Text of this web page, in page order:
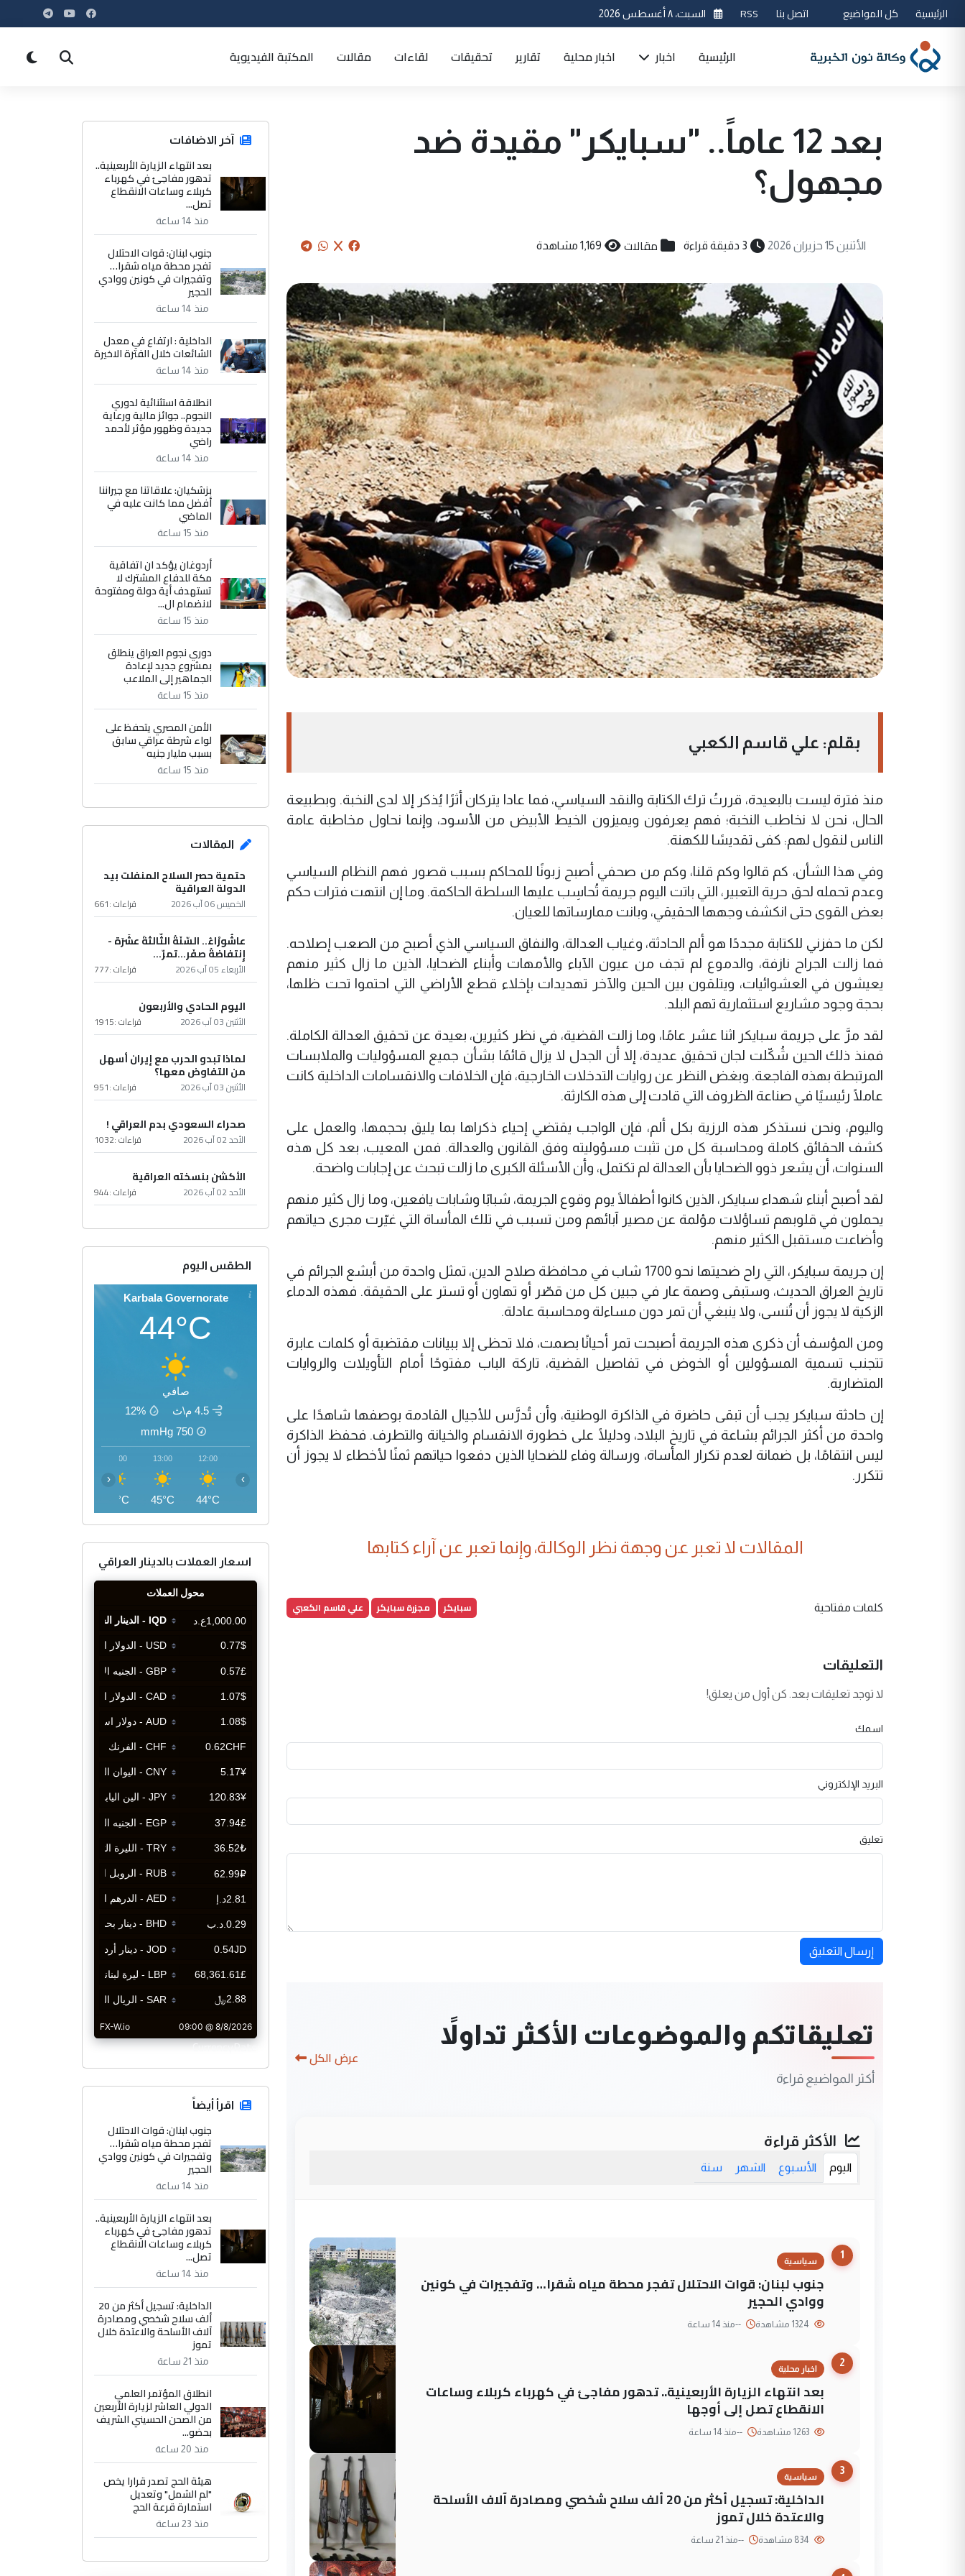
الرئيسية كل المواضيع اتصل بنا RSS السبت، ٨ أغسطس 2026
الرئيسية اخبار اخبار محلية تقارير تحقيقات لقاءات مقالات المكتبة الفيديوية
بعد 12 عاماً.. "سبايكر" مقيدة ضد
مجهول؟
الأثنين 15 حزيران 2026 3 دقيقة قراءة مقالات 1,169 مشاهدة
بقلم: علي قاسم الكعبي
منذ فترة ليست بالبعيدة، قررتُ ترك الكتابة والنقد السياسي، فما عادا يتركان أثرًا يُذكر إلا لدى النخبة. وبطبيعة
الحال، نحن لا نخاطب النخبة؛ فهم يعرفون ويميزون الخيط الأبيض من الأسود، وإنما نحاول مخاطبة عامة
الناس لنقول لهم: كفى تقديسًا للكهنة.
وفي هذا الشأن، كم قالوا وكم قلنا، وكم من صحفي أصبح زبونًا للمحاكم بسبب قصور فهم النظام السياسي
وعدم تحمله لحق حرية التعبير، التي باتت اليوم جريمة تُحاسِب عليها السلطة الحاكمة. وما إن انتهت فترات حكم
بعض القوى حتى انكشف وجهها الحقيقي، وبانت ممارساتها للعيان.
لكن ما حفزني للكتابة مجددًا هو ألم الحادثة، وغياب العدالة، والنفاق السياسي الذي أصبح من الصعب إصلاحه.
فما زالت الجراح نازفة، والدموع لم تجف من عيون الآباء والأمهات وأبناء الضحايا، الذين ما زال كثير منهم
يعيشون في العشوائيات، ويتلقون بين الحين والآخر تهديدات بإخلاء قطع الأراضي التي احتموا تحت ظلها،
بحجة وجود مشاريع استثمارية تهم البلد.
لقد مرَّ على جريمة سبايكر اثنا عشر عامًا، وما زالت القضية، في نظر كثيرين، بعيدة عن تحقيق العدالة الكاملة.
فمنذ ذلك الحين شُكّلت لجان تحقيق عديدة، إلا أن الجدل لا يزال قائمًا بشأن جميع المسؤوليات والملابسات
المرتبطة بهذه الفاجعة. وبغض النظر عن روايات التدخلات الخارجية، فإن الخلافات والانقسامات الداخلية كانت
عاملًا رئيسيًا في صناعة الظروف التي قادت إلى هذه الكارثة.
واليوم، ونحن نستذكر هذه الرزية بكل ألم، فإن الواجب يقتضي إحياء ذكراها بما يليق بحجمها، والعمل على
كشف الحقائق كاملة ومحاسبة كل من تثبت مسؤوليته وفق القانون والعدالة. فمن المعيب، بعد كل هذه
السنوات، أن يشعر ذوو الضحايا بأن العدالة لم تكتمل، وأن الأسئلة الكبرى ما زالت تبحث عن إجابات واضحة.
لقد أصبح أبناء شهداء سبايكر، الذين كانوا أطفالًا يوم وقوع الجريمة، شبابًا وشابات يافعين، وما زال كثير منهم
يحملون في قلوبهم تساؤلات مؤلمة عن مصير آبائهم ومن تسبب في تلك المأساة التي غيّرت مجرى حياتهم
وأضاعت مستقبل الكثير منهم.
إن جريمة سبايكر، التي راح ضحيتها نحو 1700 شاب في محافظة صلاح الدين، تمثل واحدة من أبشع الجرائم في
تاريخ العراق الحديث، وستبقى وصمة عار في جبين كل من قصّر أو تهاون أو تستر على الحقيقة. فهذه الدماء
الزكية لا يجوز أن تُنسى، ولا ينبغي أن تمر دون مساءلة ومحاسبة عادلة.
ومن المؤسف أن ذكرى هذه الجريمة أصبحت تمر أحيانًا بصمت، فلا تحظى إلا ببيانات مقتضبة أو كلمات عابرة
تتجنب تسمية المسؤولين أو الخوض في تفاصيل القضية، تاركة الباب مفتوحًا أمام التأويلات والروايات
المتضاربة.
إن حادثة سبايكر يجب أن تبقى حاضرة في الذاكرة الوطنية، وأن تُدرَّس للأجيال القادمة بوصفها شاهدًا على
واحدة من أكثر الجرائم بشاعة في تاريخ البلاد، ودليلًا على خطورة الانقسام والخيانة والتطرف. فحفظ الذاكرة
ليس انتقامًا، بل ضمانة لعدم تكرار المأساة، ورسالة وفاء للضحايا الذين دفعوا حياتهم ثمنًا لأخطاء لا يجوز أن
تتكرر.
المقالات لا تعبر عن وجهة نظر الوكالة، وإنما تعبر عن آراء كتابها
كلمات مفتاحية سبايكر مجزرة سبايكر علي قاسم الكعبي
التعليقات
لا توجد تعليقات بعد. كن أول من يعلق!
اسمك
البريد الإلكتروني
تعليق
إرسال التعليق
تعليقاتكم والموضوعات الأكثر تداولاً
أكثر المواضيع قراءة
عرض الكل
الأكثر قراءة
اليوم الأسبوع الشهر سنة
1
سياسية
جنوب لبنان: قوات الاحتلال تفجر محطة مياه شقرا… وتفجيرات في كونين
ووادي الحجير
--منذ 14 ساعة
2
اخبار محلية
بعد انتهاء الزيارة الأربعينية.. تدهور مفاجئ في كهرباء كربلاء وساعات
الانقطاع تصل إلى أوجها
--منذ 14 ساعة
3
سياسية
الداخلية: تسجيل أكثر من 20 ألف سلاح شخصي ومصادرة آلاف الأسلحة
والاعتدة خلال تموز
--منذ 21 ساعة
آخر الاضافات
بعد انتهاء الزيارة الأربعينية..
تدهور مفاجئ في كهرباء
كربلاء وساعات الانقطاع
تصل...
منذ 14 ساعة
جنوب لبنان: قوات الاحتلال
تفجر محطة مياه شقرا…
وتفجيرات في كونين ووادي
الحجير
منذ 14 ساعة
الداخلية : ارتفاع في معدل
الشائعات خلال الفترة الاخيرة
منذ 14 ساعة
انطلاقة استثنائية لدوري
النجوم.. جوائز مالية ورعاية
جديدة وظهور مؤثر لأحمد
راضي
منذ 14 ساعة
بزشكيان: علاقاتنا مع جيراننا
أفضل مما كانت عليه في
الماضي
منذ 15 ساعة
أردوغان يؤكد ان اتفاقية
مكة للدفاع المشترك لا
تستهدف أية دولة ومفتوحة
لانضمام ال...
منذ 15 ساعة
دوري نجوم العراق ينطلق
بمشروع جديد لإعادة
الجماهير إلى الملاعب
منذ 15 ساعة
الأمن المصري يتحفظ على
لواء شرطة عراقي سابق
بسبب مليار جنيه
منذ 15 ساعة
المقالات
حتمية حصر السلاح المنفلت بيد
الدولة العراقية
الخميس 06 آب 2026 قراءات :661
عاشُورْاءُ.. السّنَةُ الثّالثةَ عشَرَة -
إِنتفاضةُ صفَر…تمرّ...
الأربعاء 05 آب 2026 قراءات :777
اليوم الحادي والأربعون
الأثنين 03 آب 2026 قراءات :1915
لماذا تبدو الحرب مع إيران أسهل
من التفاوض معها؟
الأثنين 03 آب 2026 قراءات :951
صحراء السعودي بدم العراقي !
الأحد 02 آب 2026 قراءات :1032
الأكشن بنسخته العراقية
الأحد 02 آب 2026 قراءات :944
الطقس اليوم
Karbala Governorate
44°C
صافي
4.5 م\ث
12%
750
mmHg
12:00
44°C
13:00
45°C
14:00
46°C
‹ ›
اسعار العملات بالدينار العراقي
CurrencyRate
اقرأ أيضاً
جنوب لبنان: قوات الاحتلال
تفجر محطة مياه شقرا…
وتفجيرات في كونين ووادي
الحجير
منذ 14 ساعة
بعد انتهاء الزيارة الأربعينية..
تدهور مفاجئ في كهرباء
كربلاء وساعات الانقطاع
تصل...
منذ 14 ساعة
الداخلية: تسجيل أكثر من 20
ألف سلاح شخصي ومصادرة
آلاف الأسلحة والاعتدة خلال
تموز
منذ 21 ساعة
انطلاق المؤتمر العلمي
الدولي العاشر لزيارة الأربعين
من الصحن الحسيني الشريف
بحضو...
منذ 20 ساعة
هيئة الحج تصدر قرارا يخص
"لم الشمل" وتعديل
استمارة قرعة الحج
منذ 23 ساعة